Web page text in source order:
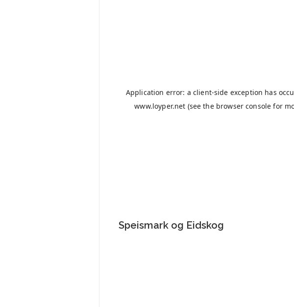
Speismark og Eidskog